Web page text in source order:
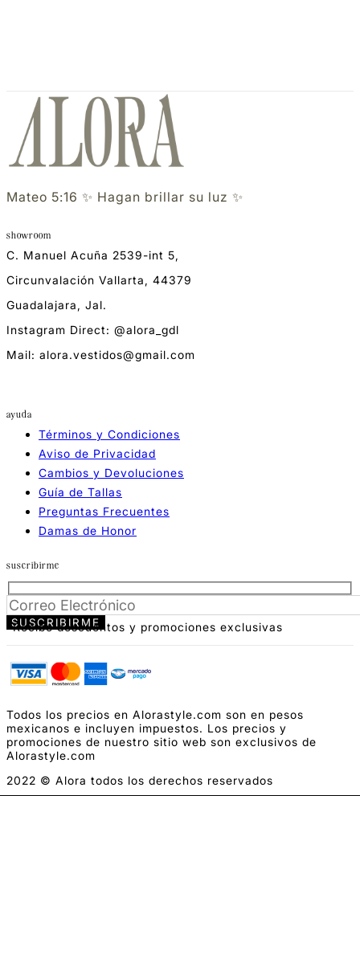
Mateo 5:16 ✨ Hagan brillar su luz ✨
showroom
C. Manuel Acuña 2539-int 5,
Circunvalación Vallarta, 44379
Guadalajara, Jal.
Instagram Direct: @alora_gdl
Mail: alora.vestidos@gmail.com
ayuda
Términos y Condiciones
Aviso de Privacidad
Cambios y Devoluciones
Guía de Tallas
Preguntas Frecuentes
Damas de Honor
suscribirme
*Recibe descuentos y promociones exclusivas
Todos los precios en Alorastyle.com son en pesos
mexicanos e incluyen impuestos. Los precios y
promociones de nuestro sitio web son exclusivos de
Alorastyle.com
2022 © Alora todos los derechos reservados